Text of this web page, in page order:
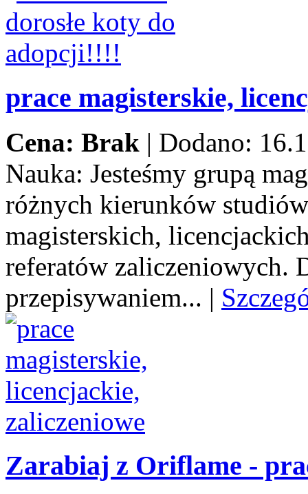
prace magisterskie,
Cena: Brak | Dodano:
Nauka: Jesteśmy grupą
różnych kierunków
magisterskich,
referatów zaliczeniowych.
przepisywaniem... |
Zarabiaj z Oriflame -